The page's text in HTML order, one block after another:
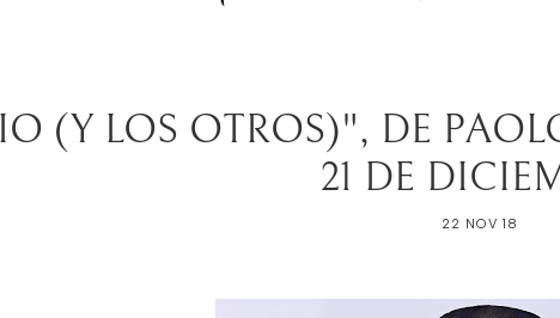
(Y LOS OTROS)", DE
21 DE
22 NOV 18